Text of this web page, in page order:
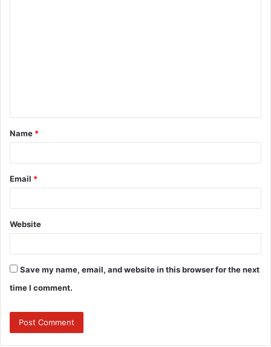
t
*
Name *
Email *
Website
Save my name, email, and website in this browser for the next
time I comment.